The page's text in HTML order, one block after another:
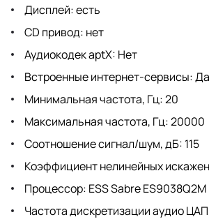
Дисплей: есть
CD привод: нет
Аудиокодек aptX: Нет
Встроенные интернет-сервисы: Да
Минимальная частота, Гц: 20
Максимальная частота, Гц: 20000
Соотношение сигнал/шум, дБ: 115
Коэффициент нелинейных
Процессор: ESS Sabre ES9038Q2M
Частота дискретизации аудио